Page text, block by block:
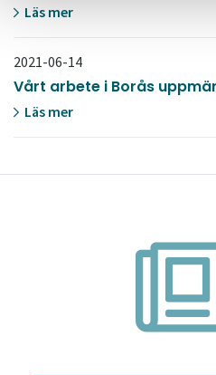
Läs mer
2021-06-14
Vårt arbete i Borås
Läs mer